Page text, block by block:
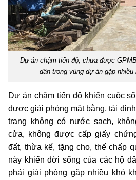
Dự án chậm tiến độ, chưa được
dân trong vùng dự án gặp nhiều
Dự án chậm tiến độ khiến cuộc
được giải phóng mặt bằng, tái
trạng không có nước sạch,
cửa, không được cấp giấy
đất, thừa kế, tặng cho, thế chấp
này khiến đời sống của các hộ
phải giải phóng gặp nhiều khó